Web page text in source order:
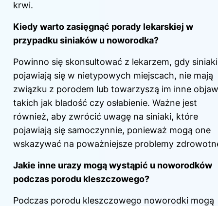
krwi.
Kiedy warto zasięgnąć porady lekarskiej w
przypadku siniaków u noworodka?
Powinno się skonsultować z lekarzem, gdy siniaki
pojawiają się w nietypowych miejscach, nie mają
związku z porodem lub towarzyszą im inne
takich jak bladość czy osłabienie. Ważne jest
również, aby zwrócić uwagę na siniaki, które
pojawiają się samoczynnie, ponieważ mogą one
wskazywać na poważniejsze problemy
Jakie inne urazy mogą wystąpić u noworodków
podczas porodu kleszczowego?
Podczas porodu kleszczowego noworodki mogą